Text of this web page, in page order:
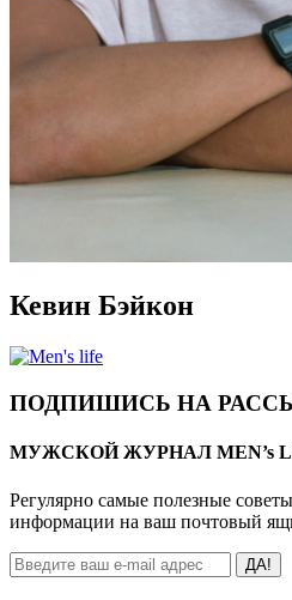
Кевин Бэйкон
ПОДПИШИСЬ НА
МУЖСКОЙ ЖУРНАЛ MEN’s
Регулярно самые полезные
информации на ваш почтовый
ДА!